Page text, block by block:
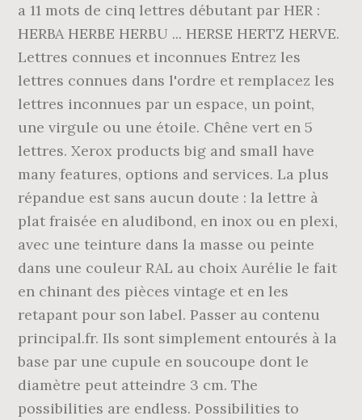
a 11 mots de cinq lettres débutant par HER :
HERBA HERBE HERBU ... HERSE HERTZ HERVE.
Lettres connues et inconnues Entrez les
lettres connues dans l'ordre et remplacez les
lettres inconnues par un espace, un point,
une virgule ou une étoile. Chêne vert en 5
lettres. Xerox products big and small have
many features, options and services. La plus
répandue est sans aucun doute : la lettre à
plat fraisée en aludibond, en inox ou en plexi,
avec une teinture dans la masse ou peinte
dans une couleur RAL au choix Aurélie le fait
en chinant des pièces vintage et en les
retapant pour son label. Passer au contenu
principal.fr. Ils sont simplement entourés à la
base par une cupule en soucoupe dont le
diamètre peut atteindre 3 cm. The
possibilities are endless. Possibilities to